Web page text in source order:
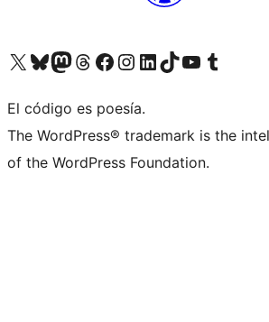
Visita nuestra cuenta de X (anteriormente Twitter)
Visita nuestra cuenta de Bluesky
Visita nuestra cuenta de Mastodon
Visita nuestra cuenta de Threads
Visita nuestra página de Facebook
Visita nuestra cuenta de Instagram
Visita nuestra cuenta de LinkedIn
Visita nuestra cuenta de TikTok
Visita nuestro canal de YouTube
Visita nuestra cuenta de Tumblr
El código es poesía.
The WordPress® trademark is the
of the WordPress Foundation.